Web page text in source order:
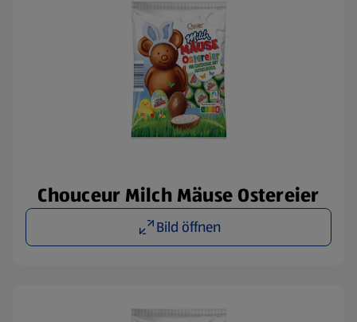
Chouceur Milch Mäuse Ostereier
Bild öffnen